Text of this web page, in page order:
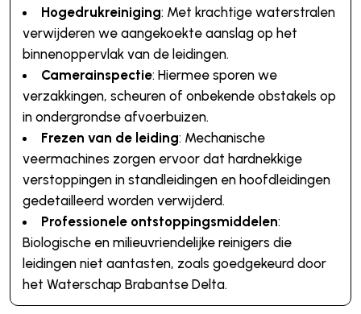
Hogedrukreiniging: Met krachtige waterstralen
verwijderen we aangekoekte aanslag op het
binnenoppervlak van de leidingen.
Camerainspectie: Hiermee sporen we
verzakkingen, scheuren of onbekende obstakels op
in ondergrondse afvoerbuizen.
Frezen van de leiding: Mechanische
veermachines zorgen ervoor dat hardnekkige
verstoppingen in standleidingen en hoofdleidingen
gedetailleerd worden verwijderd.
Professionele ontstoppingsmiddelen:
Biologische en milieuvriendelijke reinigers die
leidingen niet aantasten, zoals goedgekeurd door
het Waterschap Brabantse Delta.